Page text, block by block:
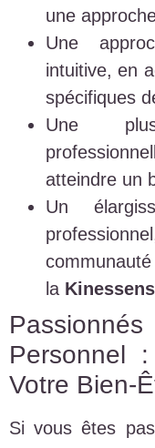
une
Une
intuitive, en
spécifiques
Une
atteindre un
Un
la
Personnel
Votre Bien-
Si vous êtes